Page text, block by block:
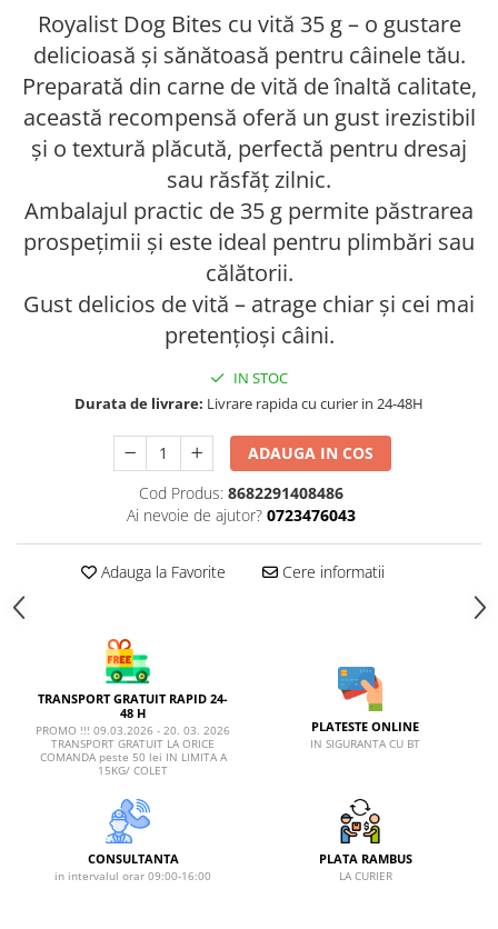
AFECTIUNI URINARE
IMUNITATE
LAPTE PRAF
AFECTIUNI OCULARE
AFECTIUNI URINARE
IMUNITATE
LAPTE PRAF
Royalist Dog Bites cu vită 35 g – o gustare
delicioasă și sănătoasă pentru câinele tău.
Preparată din carne de vită de înaltă calitate,
această recompensă oferă un gust irezistibil
și o textură plăcută, perfectă pentru dresaj
sau răsfăț zilnic.
Ambalajul practic de 35 g permite păstrarea
prospețimii și este ideal pentru plimbări sau
călătorii.
Gust delicios de vită – atrage chiar și cei mai
pretențioși câini.
IN STOC
Durata de livrare: Livrare rapida cu curier in 24-48H
ADAUGA IN COS
Cod Produs: 8682291408486
Ai nevoie de ajutor? 0723476043
Adauga la Favorite Cere informatii
TRANSPORT GRATUIT RAPID 24-
48 H
PROMO !!! 09.03.2026 - 20. 03. 2026
TRANSPORT GRATUIT LA ORICE
COMANDA peste 50 lei IN LIMITA A
15KG/ COLET
PLATESTE ONLINE
IN SIGURANTA CU BT
CONSULTANTA
in intervalul orar 09:00-16:00
PLATA RAMBUS
LA CURIER